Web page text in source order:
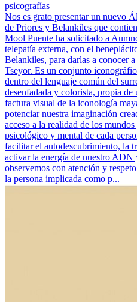
psicografías
Nos es grato presentar un nuevo
de Priores y Belankiles que
Mool Puente ha solicitado a
telepatía externa, con el
Belankiles, para darlas a conocer
Tseyor. Es un conjunto
dentro del lenguaje común del
desenfadada y colorista, propia
factura visual de la iconología
potenciar nuestra imaginación
acceso a la realidad de los
psicológico y mental de cada
facilitar el autodescubrimiento, la
activar la energía de nuestro ADN
observemos con atención y
la persona implicada como p...